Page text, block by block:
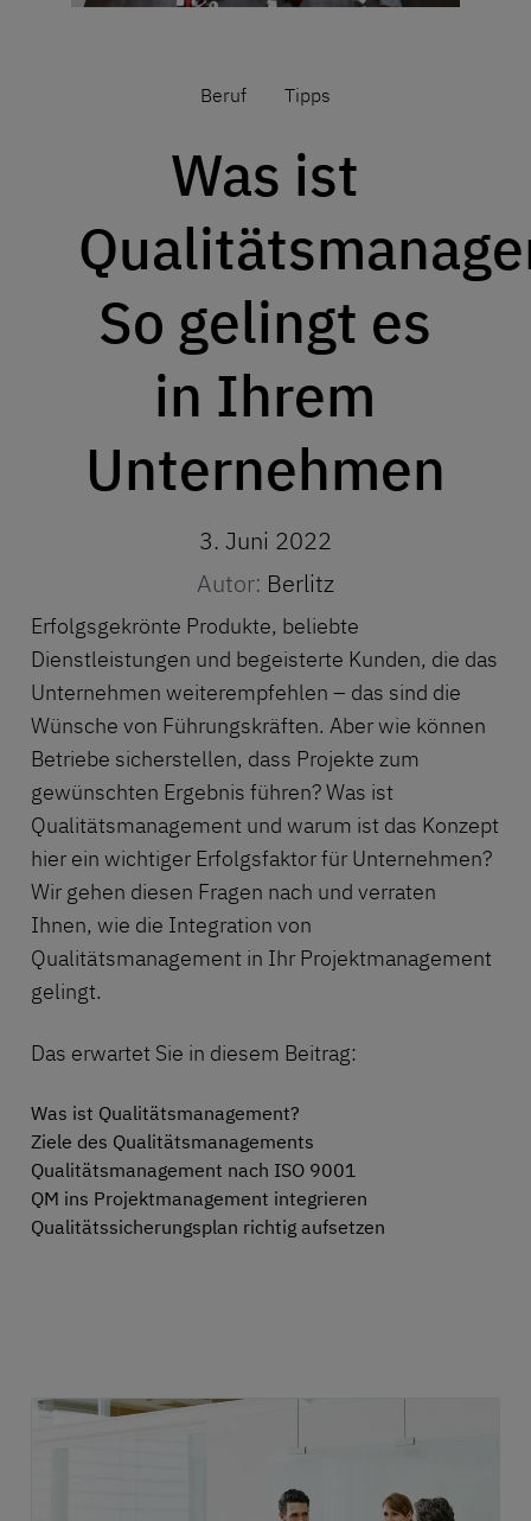
Beruf Tipps
Was ist
So gelingt es
in Ihrem
Unternehmen
3. Juni 2022
Autor: Berlitz
Erfolgsgekrönte Produkte, beliebte
Dienstleistungen und begeisterte Kunden, die das
Unternehmen weiterempfehlen – das sind die
Wünsche von Führungskräften. Aber wie können
Betriebe sicherstellen, dass Projekte zum
gewünschten Ergebnis führen? Was ist
Qualitätsmanagement und warum ist das Konzept
hier ein wichtiger Erfolgsfaktor für Unternehmen?
Wir gehen diesen Fragen nach und verraten
Ihnen, wie die Integration von
Qualitätsmanagement in Ihr Projektmanagement
gelingt.
Das erwartet Sie in diesem Beitrag:
Was ist Qualitätsmanagement?
Ziele des Qualitätsmanagements
Qualitätsmanagement nach ISO 9001
QM ins Projektmanagement integrieren
Qualitätssicherungsplan richtig aufsetzen